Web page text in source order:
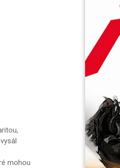
mohou